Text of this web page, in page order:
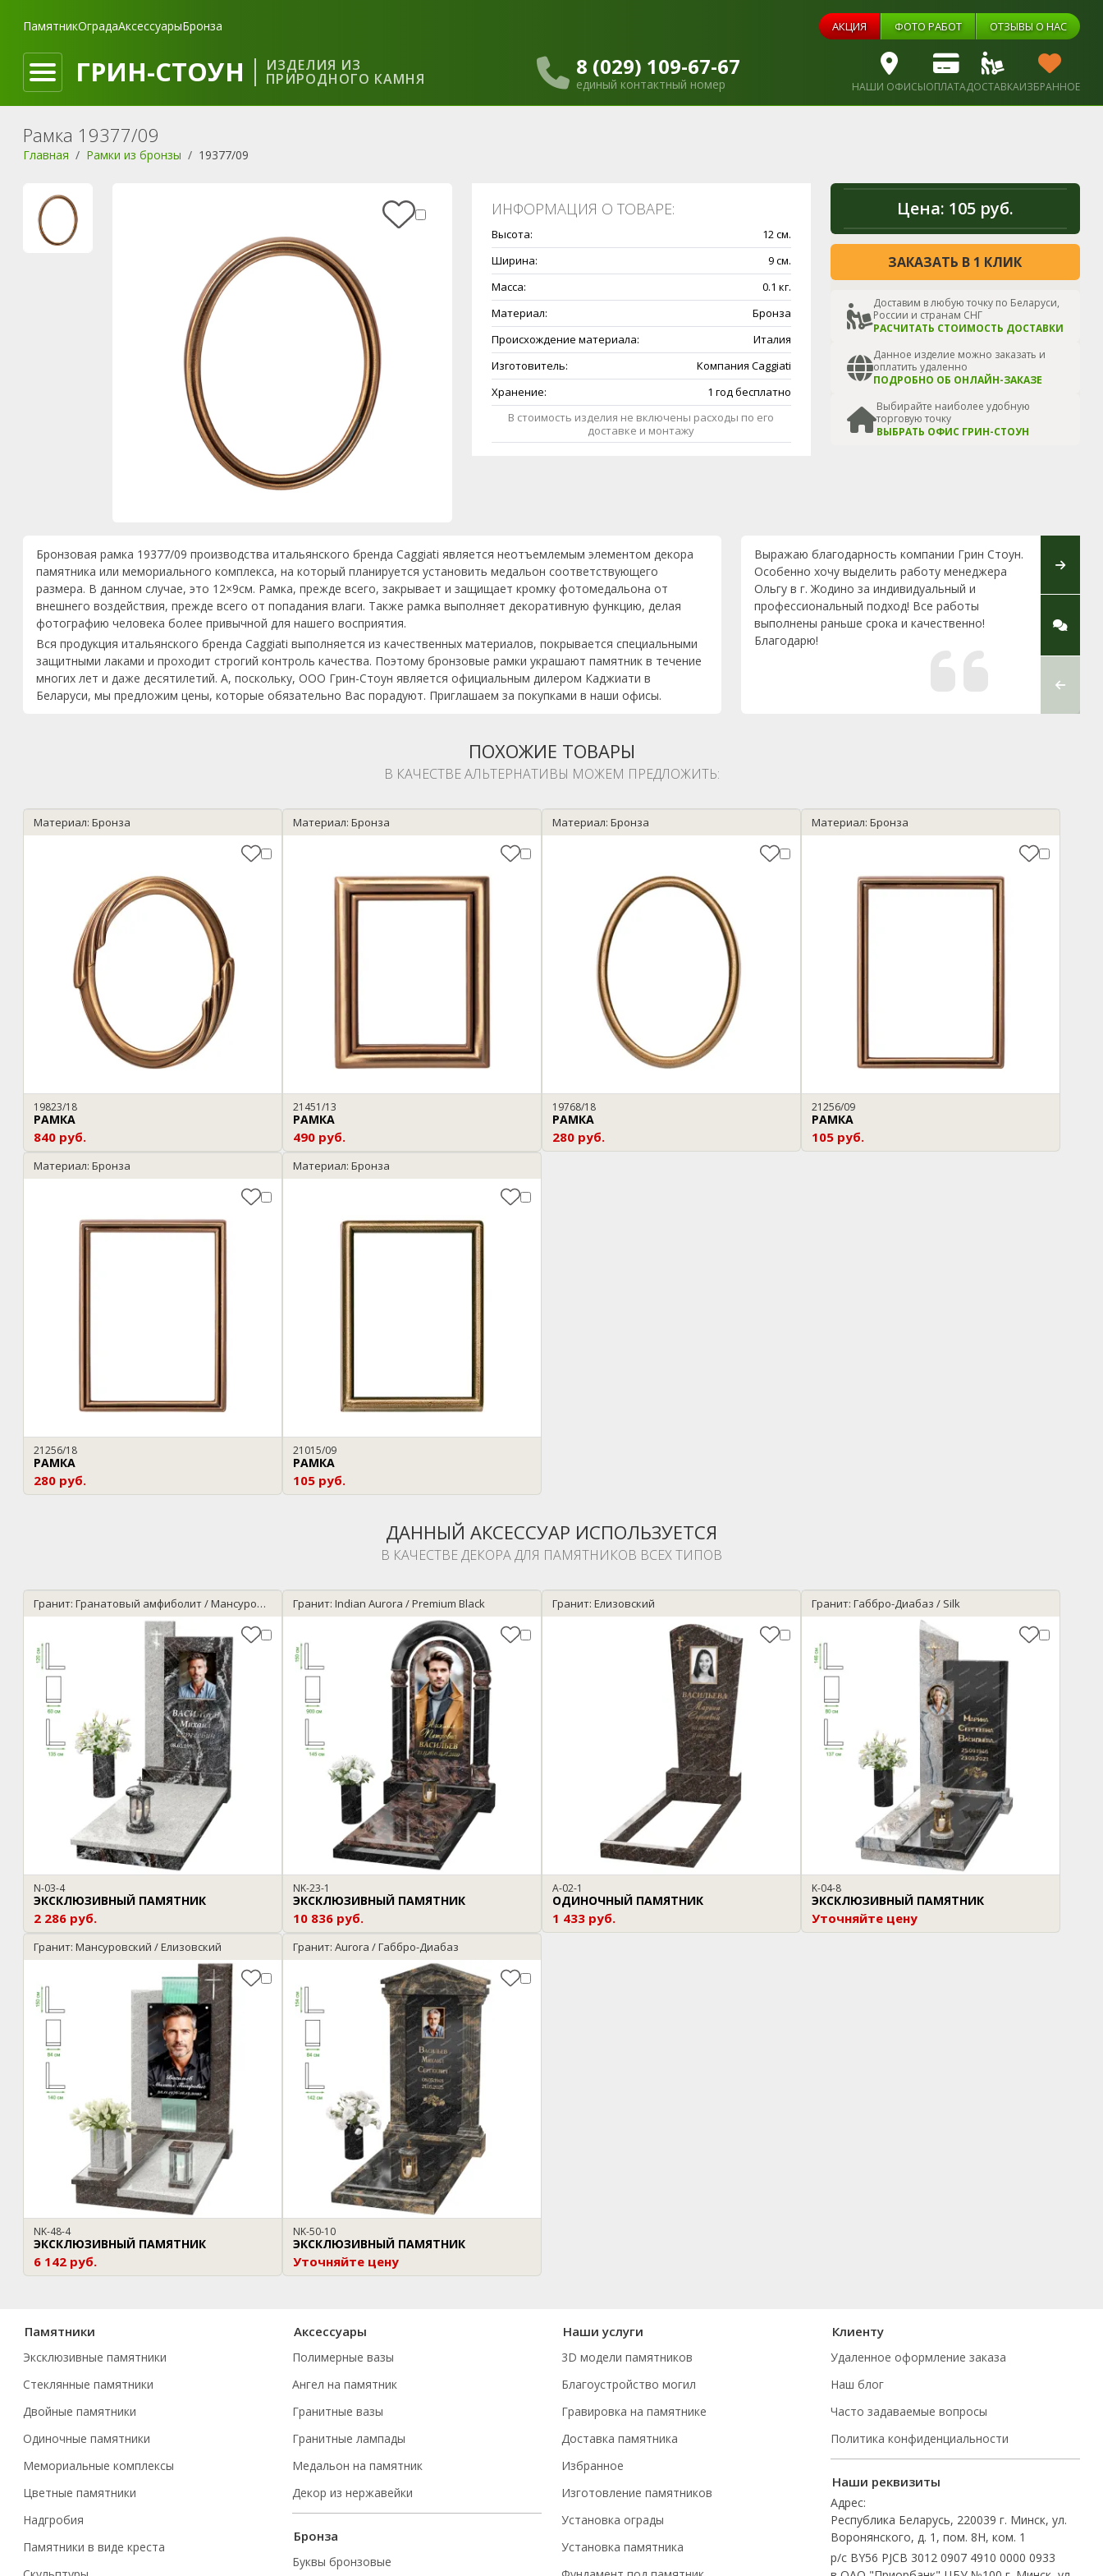
ПамятникОградаАксессуарыБронза АКЦИЯ ФОТО РАБОТ ОТЗЫВЫ О НАС
ГРИН-СТОУН ИЗДЕЛИЯ ИЗ
ПРИРОДНОГО КАМНЯ 8 (029) 109-67-67
единый контактный номер НАШИ ОФИСЫОПЛАТАДОСТАВКАИЗБРАННОЕ
Рамка 19377/09
Главная Рамки из бронзы 19377/09
Цена: 105 руб.
ЗАКАЗАТЬ В 1 КЛИК
Доставим в любую точку по Беларуси,
России и странам СНГ
РАСЧИТАТЬ СТОИМОСТЬ ДОСТАВКИ
Данное изделие можно заказать и
оплатить удаленно
ПОДРОБНО ОБ ОНЛАЙН-ЗАКАЗЕ
Выбирайте наиболее удобную
торговую точку
ВЫБРАТЬ ОФИС ГРИН-СТОУН
ИНФОРМАЦИЯ О ТОВАРЕ:
Высота:
12 см.
Ширина:
9 см.
Масса:
0.1 кг.
Материал:
Бронза
Происхождение материала:
Италия
Изготовитель:
Компания Caggiati
Хранение:
1 год бесплатно
В стоимость изделия не включены расходы по его
доставке и монтажу
Бронзовая рамка 19377/09 производства итальянского бренда Caggiati является неотъемлемым элементом декора
памятника или мемориального комплекса, на который планируется установить медальон соответствующего
размера. В данном случае, это 12×9см. Рамка, прежде всего, закрывает и защищает кромку фотомедальона от
внешнего воздействия, прежде всего от попадания влаги. Также рамка выполняет декоративную функцию, делая
фотографию человека более привычной для нашего восприятия.
Вся продукция итальянского бренда Caggiati выполняется из качественных материалов, покрывается специальными
защитными лаками и проходит строгий контроль качества. Поэтому бронзовые рамки украшают памятник в течение
многих лет и даже десятилетий. А, поскольку, ООО Грин-Стоун является официальным дилером Каджиати в
Беларуси, мы предложим цены, которые обязательно Вас порадуют. Приглашаем за покупками в наши офисы.
Выражаю благодарность компании Грин Стоун.
Особенно хочу выделить работу менеджера
Ольгу в г. Жодино за индивидуальный и
профессиональный подход! Все работы
выполнены раньше срока и качественно!
Благодарю!
Также
работу
ПОХОЖИЕ ТОВАРЫ
В КАЧЕСТВЕ АЛЬТЕРНАТИВЫ МОЖЕМ ПРЕДЛОЖИТЬ:
Материал: Бронза
19823/18
РАМКА
840 руб.
Материал: Бронза
21451/13
РАМКА
490 руб.
Материал: Бронза
19768/18
РАМКА
280 руб.
Материал: Бронза
21256/09
РАМКА
105 руб.
Материал: Бронза
21256/18
РАМКА
280 руб.
Материал: Бронза
21015/09
РАМКА
105 руб.
ДАННЫЙ АКСЕССУАР ИСПОЛЬЗУЕТСЯ
В КАЧЕСТВЕ ДЕКОРА ДЛЯ ПАМЯТНИКОВ ВСЕХ ТИПОВ
Гранит: Гранатовый амфиболит / Мансуровский
N-03-4
ЭКСКЛЮЗИВНЫЙ ПАМЯТНИК
2 286 руб.
Гранит: Indian Aurora / Premium Black
NK-23-1
ЭКСКЛЮЗИВНЫЙ ПАМЯТНИК
10 836 руб.
Гранит: Елизовский
A-02-1
ОДИНОЧНЫЙ ПАМЯТНИК
1 433 руб.
Гранит: Габбро-Диабаз / Silk
K-04-8
ЭКСКЛЮЗИВНЫЙ ПАМЯТНИК
Уточняйте цену
Гранит: Мансуровский / Елизовский
NK-48-4
ЭКСКЛЮЗИВНЫЙ ПАМЯТНИК
6 142 руб.
Гранит: Aurora / Габбро-Диабаз
NK-50-10
ЭКСКЛЮЗИВНЫЙ ПАМЯТНИК
Уточняйте цену
Памятники
Эксклюзивные памятники
Стеклянные памятники
Двойные памятники
Одиночные памятники
Мемориальные комплексы
Цветные памятники
Надгробия
Памятники в виде креста
Аксессуары
Полимерные вазы
Ангел на памятник
Гранитные вазы
Гранитные лампады
Медальон на памятник
Декор из нержавейки
Бронза
Буквы бронзовые
Наши услуги
3D модели памятников
Благоустройство могил
Гравировка на памятнике
Доставка памятника
Избранное
Изготовление памятников
Установка ограды
Установка памятника
Клиенту
Удаленное оформление заказа
Наш блог
Часто задаваемые вопросы
Политика конфиденциальности
Наши реквизиты
Адрес:
Республика Беларусь, 220039 г. Минск, ул.
Воронянского, д. 1, пом. 8Н, ком. 1
р/с BY56 PJCB 3012 0907 4910 0000 0933